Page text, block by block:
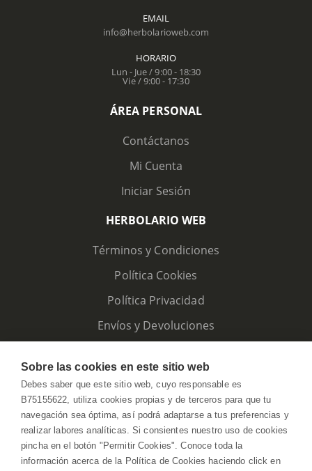
EMAIL
info@herbolarioweb.com
HORARIO
Lun - Jue / 9:00 - 18:30
Vie / 9:00 - 17:30
ÁREA PERSONAL
Contáctanos
Mi Cuenta
Iniciar Sesión
HERBOLARIO WEB
Términos y Condiciones
Política Cookies
Política Privacidad
Envíos y Devoluciones
Sobre las cookies en este sitio web
Debes saber que este sitio web, cuyo responsable es
B75155622, utiliza cookies propias y de terceros para que tu
navegación sea óptima, así podrá adaptarse a tus preferencias y
realizar labores analíticas. Si consientes nuestro uso de cookies
pincha en el botón "Permitir Cookies". Conoce toda la
información acerca de la Política de Cookies haciendo click en